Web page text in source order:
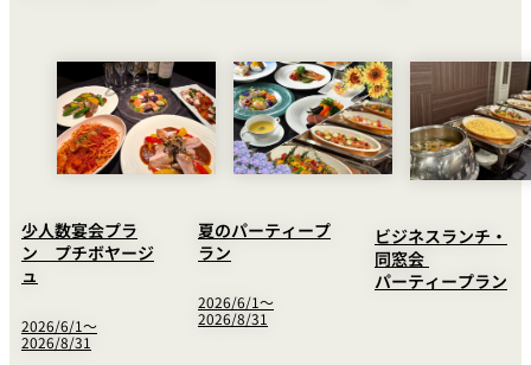
少人数宴会プラ
ン プチボヤージ
ュ
2026/6/1～
2026/8/31
夏のパーティープ
ラン
2026/6/1～
2026/8/31
ビジネスランチ・
同窓会
パーティープラン